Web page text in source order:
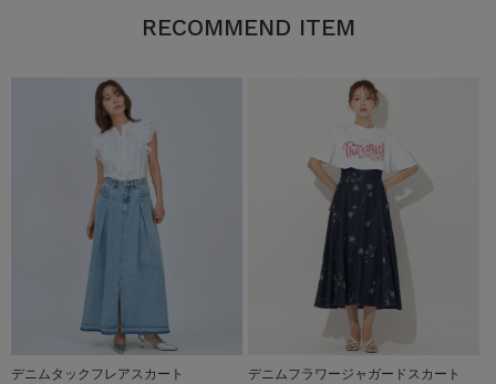
RECOMMEND ITEM
デニムタックフレアスカート デニムフラワージャガードスカート